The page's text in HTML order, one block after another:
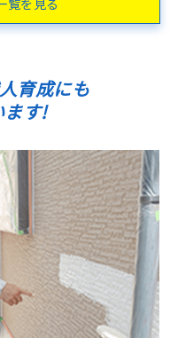
育成にも
ます!